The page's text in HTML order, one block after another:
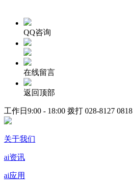
QQ咨询
在线留言
返回顶部
工作日9:00 - 18:00 拨打 028-8127 0818
关于我们
ai资讯
ai应用